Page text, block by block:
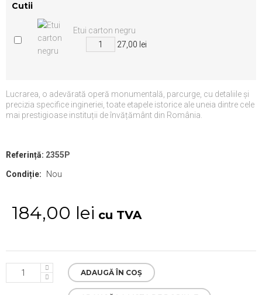
Cutii
Etui carton negru
27,00 lei
Lucrarea, o adevărată operă monumentală, parcurge, cu detaliile şi
precizia specifice ingineriei, toate etapele istorice ale uneia dintre cele
mai prestigioase instituții de învățământ din România.
Referință: 2355P
Condiție: Nou
184,00 lei cu TVA
ADAUGĂ ÎN COȘ